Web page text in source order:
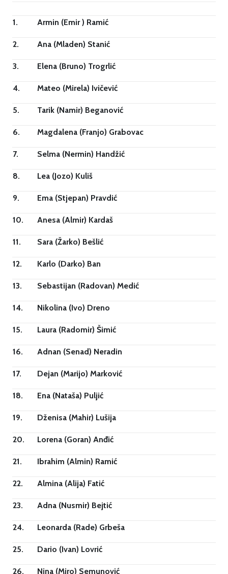
1. Armin (Emir ) Ramić
2. Ana (Mladen) Stanić
3. Elena (Bruno) Trogrlić
4. Mateo (Mirela) Ivičević
5. Tarik (Namir) Beganović
6. Magdalena (Franjo) Grabovac
7. Selma (Nermin) Handžić
8. Lea (Jozo) Kuliš
9. Ema (Stjepan) Pravdić
10. Anesa (Almir) Kardaš
11. Sara (Žarko) Bešlić
12. Karlo (Darko) Ban
13. Sebastijan (Radovan) Medić
14. Nikolina (Ivo) Dreno
15. Laura (Radomir) Šimić
16. Adnan (Senad) Neradin
17. Dejan (Marijo) Marković
18. Ena (Nataša) Puljić
19. Dženisa (Mahir) Lušija
20. Lorena (Goran) Anđić
21. Ibrahim (Almin) Ramić
22. Almina (Alija) Fatić
23. Adna (Nusmir) Bejtić
24. Leonarda (Rade) Grbeša
25. Dario (Ivan) Lovrić
26. Nina (Miro) Semunović